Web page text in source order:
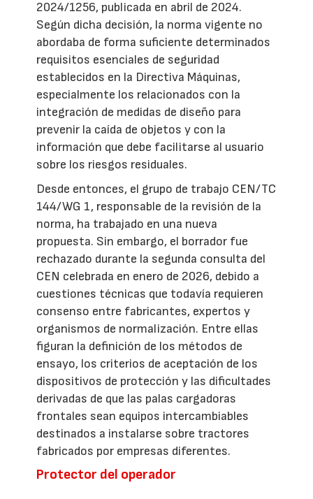
2024/1256, publicada en abril de 2024.
Según dicha decisión, la norma vigente no
abordaba de forma suficiente determinados
requisitos esenciales de seguridad
establecidos en la Directiva Máquinas,
especialmente los relacionados con la
integración de medidas de diseño para
prevenir la caída de objetos y con la
información que debe facilitarse al usuario
sobre los riesgos residuales.
Desde entonces, el grupo de trabajo CEN/TC
144/WG 1, responsable de la revisión de la
norma, ha trabajado en una nueva
propuesta. Sin embargo, el borrador fue
rechazado durante la segunda consulta del
CEN celebrada en enero de 2026, debido a
cuestiones técnicas que todavía requieren
consenso entre fabricantes, expertos y
organismos de normalización. Entre ellas
figuran la definición de los métodos de
ensayo, los criterios de aceptación de los
dispositivos de protección y las dificultades
derivadas de que las palas cargadoras
frontales sean equipos intercambiables
destinados a instalarse sobre tractores
fabricados por empresas diferentes.
Protector del operador